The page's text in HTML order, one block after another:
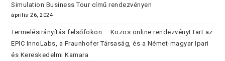
Simulation Business Tour című rendezvényen
április 26, 2024
Termelésirányítás felsőfokon – Közös online rendezvényt tart az
EPIC InnoLabs, a Fraunhofer Társaság, és a Német-magyar Ipari
és Kereskedelmi Kamara